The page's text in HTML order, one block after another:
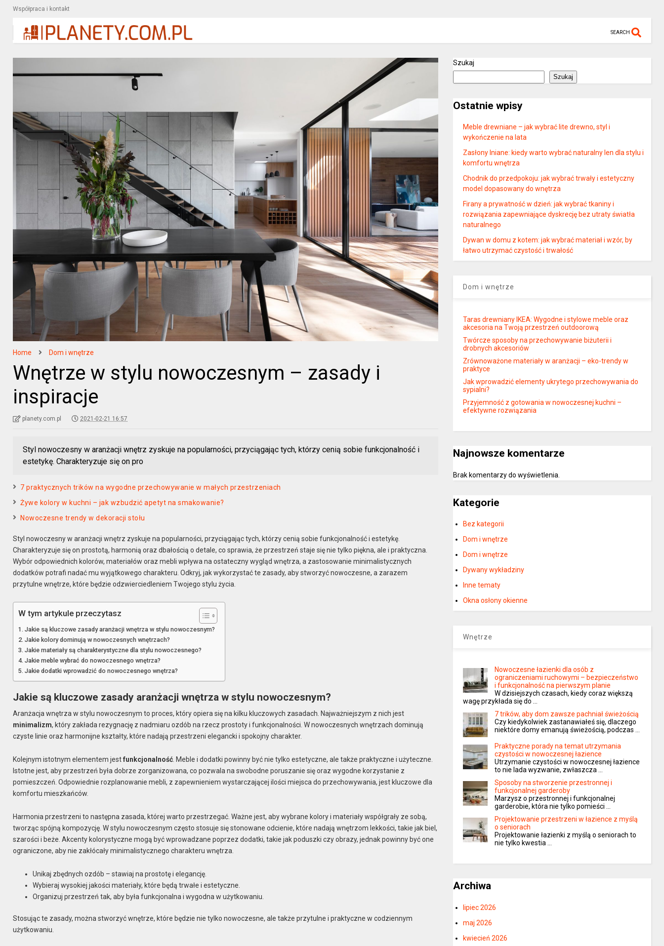
Współpraca i kontakt
SEARCH
Home Dom i wnętrze
Wnętrze w stylu nowoczesnym – zasady i
inspiracje
planety.com.pl 2021-02-21 16:57
Styl nowoczesny w aranżacji wnętrz zyskuje na popularności, przyciągając tych, którzy cenią sobie funkcjonalność i
estetykę. Charakteryzuje się on pro
7 praktycznych trików na wygodne przechowywanie w małych przestrzeniach
Żywe kolory w kuchni – jak wzbudzić apetyt na smakowanie?
Nowoczesne trendy w dekoracji stołu
Styl nowoczesny w aranżacji wnętrz zyskuje na popularności, przyciągając tych, którzy cenią sobie funkcjonalność i estetykę.
Charakteryzuje się on prostotą, harmonią oraz dbałością o detale, co sprawia, że przestrzeń staje się nie tylko piękna, ale i praktyczna.
Wybór odpowiednich kolorów, materiałów oraz mebli wpływa na ostateczny wygląd wnętrza, a zastosowanie minimalistycznych
dodatków potrafi nadać mu wyjątkowego charakteru. Odkryj, jak wykorzystać te zasady, aby stworzyć nowoczesne, a zarazem
przytulne wnętrze, które będzie odzwierciedleniem Twojego stylu życia.
W tym artykule przeczytasz
Jakie są kluczowe zasady aranżacji wnętrza w stylu nowoczesnym?
Jakie kolory dominują w nowoczesnych wnętrzach?
Jakie materiały są charakterystyczne dla stylu nowoczesnego?
Jakie meble wybrać do nowoczesnego wnętrza?
Jakie dodatki wprowadzić do nowoczesnego wnętrza?
Jakie są kluczowe zasady aranżacji wnętrza w stylu nowoczesnym?
Aranżacja wnętrza w stylu nowoczesnym to proces, który opiera się na kilku kluczowych zasadach. Najważniejszym z nich jest
minimalizm, który zakłada rezygnację z nadmiaru ozdób na rzecz prostoty i funkcjonalności. W nowoczesnych wnętrzach dominują
czyste linie oraz harmonijne kształty, które nadają przestrzeni elegancki i spokojny charakter.
Kolejnym istotnym elementem jestfunkcjonalność. Meble i dodatki powinny być nie tylko estetyczne, ale także praktyczne i użyteczne.
Istotne jest, aby przestrzeń była dobrze zorganizowana, co pozwala na swobodne poruszanie się oraz wygodne korzystanie z
pomieszczeń. Odpowiednie rozplanowanie mebli, z zapewnieniem wystarczającej ilości miejsca do przechowywania, jest kluczowe dla
komfortu mieszkańców.
Harmonia przestrzeni to następna zasada, której warto przestrzegać. Ważne jest, aby wybrane kolory i materiały współgrały ze sobą,
tworząc spójną kompozycję. W stylu nowoczesnym często stosuje się stonowane odcienie, które nadają wnętrzom lekkości, takie jak biel,
szarości i beże. Akcenty kolorystyczne mogą być wprowadzane poprzez dodatki, takie jak poduszki czy obrazy, jednak powinny być one
ograniczone, aby nie zakłócały minimalistycznego charakteru wnętrza.
Unikaj zbędnych ozdób – stawiaj na prostotę i elegancję.
Wybieraj wysokiej jakości materiały, które będą trwałe i estetyczne.
Organizuj przestrzeń tak, aby była funkcjonalna i wygodna w użytkowaniu.
Stosując te zasady, można stworzyć wnętrze, które będzie nie tylko nowoczesne, ale także przytulne i praktyczne w codziennym
użytkowaniu.
Szukaj
Szukaj
Ostatnie wpisy
Meble drewniane – jak wybrać lite drewno, styl i
wykończenie na lata
Zasłony lniane: kiedy warto wybrać naturalny len dla stylu i
komfortu wnętrza
Chodnik do przedpokoju: jak wybrać trwały i estetyczny
model dopasowany do wnętrza
Firany a prywatność w dzień: jak wybrać tkaniny i
rozwiązania zapewniające dyskrecję bez utraty światła
naturalnego
Dywan w domu z kotem: jak wybrać materiał i wzór, by
łatwo utrzymać czystość i trwałość
Dom i wnętrze
Taras drewniany IKEA: Wygodne i stylowe meble oraz
akcesoria na Twoją przestrzeń outdoorową
Twórcze sposoby na przechowywanie biżuterii i
drobnych akcesoriów
Zrównoważone materiały w aranżacji – eko-trendy w
praktyce
Jak wprowadzić elementy ukrytego przechowywania do
sypialni?
Przyjemność z gotowania w nowoczesnej kuchni –
efektywne rozwiązania
Najnowsze komentarze
Brak komentarzy do wyświetlenia.
Kategorie
Bez kategorii
Dom i wnętrze
Dom i wnętrze
Dywany wykładziny
Inne tematy
Okna osłony okienne
Wnętrze
Nowoczesne łazienki dla osób z
ograniczeniami ruchowymi – bezpieczeństwo
i funkcjonalność na pierwszym planie
W dzisiejszych czasach, kiedy coraz większą
wagę przykłada się do …
7 trików, aby dom zawsze pachniał świeżością
Czy kiedykolwiek zastanawiałeś się, dlaczego
niektóre domy emanują świeżością, podczas …
Praktyczne porady na temat utrzymania
czystości w nowoczesnej łazience
Utrzymanie czystości w nowoczesnej łazience
to nie lada wyzwanie, zwłaszcza …
Sposoby na stworzenie przestronnej i
funkcjonalnej garderoby
Marzysz o przestronnej i funkcjonalnej
garderobie, która nie tylko pomieści …
Projektowanie przestrzeni w łazience z myślą
o seniorach
Projektowanie łazienki z myślą o seniorach to
nie tylko kwestia …
Archiwa
lipiec 2026
maj 2026
kwiecień 2026